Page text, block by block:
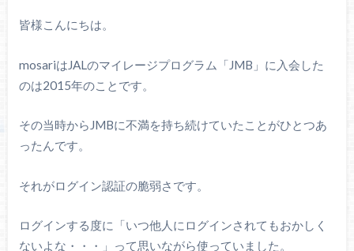
皆様こんにちは。
mosariはJALのマイレージプログラム「JMB」に入会した
のは2015年のことです。
その当時からJMBに不満を持ち続けていたことがひとつあ
ったんです。
それがログイン認証の脆弱さです。
ログインする度に「いつ他人にログインされてもおかしく
ないよな・・・」って思いながら使っていました。